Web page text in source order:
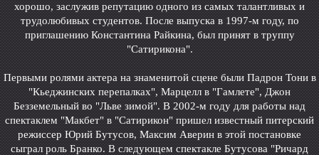
хорошо, заслужив репутацию одного из самых талантливых и
трудолюбивых студентов. После выпуска в 1997-м году, по
приглашению Константина Райкина, был принят в труппу
"Сатирикона".
Первыми ролями актера на знаменитой сцене были Падрон Тони в
"Кьеджинских перепалках", Марцелл в "Гамлете", Джон
Безземельный во "Льве зимой". В 2002-м году для работы над
спектаклем "Макбет" в "Сатирикон" пришел известный питерский
режиссер Юрий Бутусов, Максим Аверин в этой постановке
сыграл роль Бранко. В следующем спектакле Бутусова "Ричард